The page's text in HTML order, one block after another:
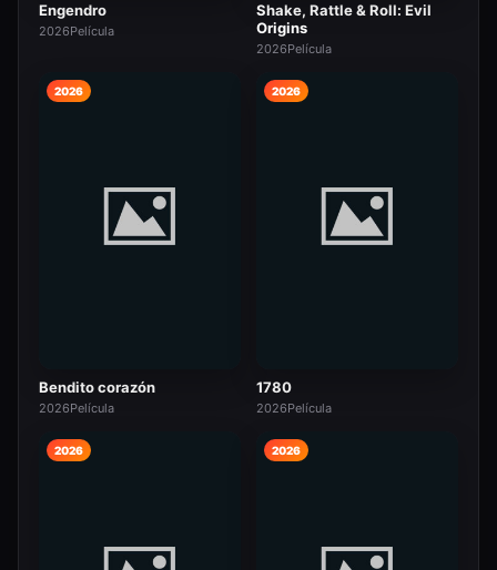
Engendro
2026Película
Shake, Rattle & Roll: Evil
Origins
2026Película
2026
Bendito corazón
2026Película
2026
1780
2026Película
2026 2026